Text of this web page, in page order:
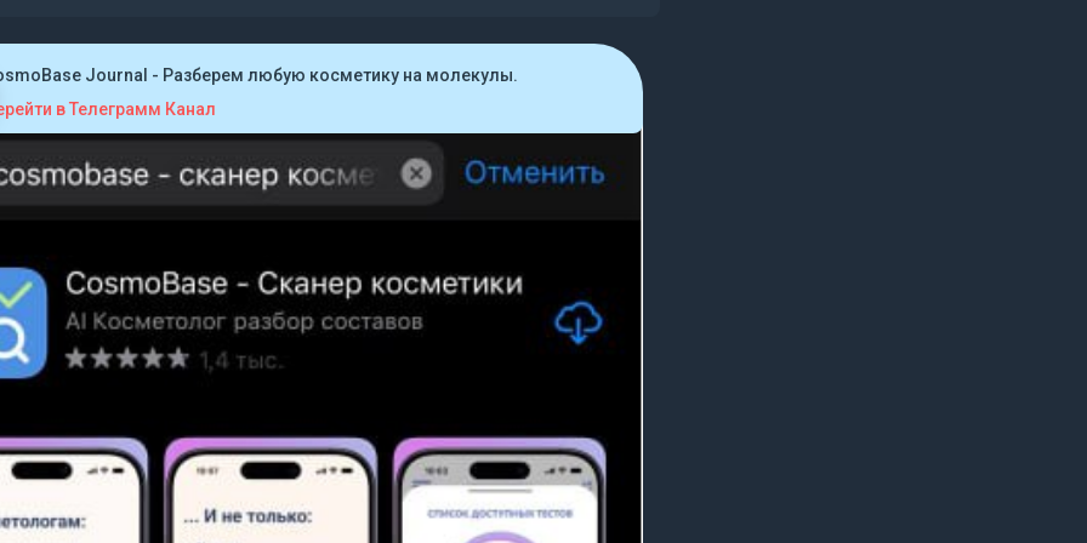
Journal - Разберем любую косметику на молекулы.
в Телеграмм Канал